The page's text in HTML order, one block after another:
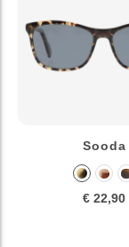
Sooda
€ 22,90